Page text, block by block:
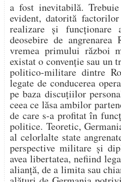
a fost inevitabilă.
evident, datorită
realizare şi
deosebire de
vremea primului război
existat o convenţie sau un
politico-militare dintre
legate de conducerea
pe baza discuţiilor
ceea ce lăsa ambilor
de care s-a profitat în
politice. Teoretic,
al celorlalte state
perspective militare şi
avea libertatea, nefiind
alianţă, de a limita sau